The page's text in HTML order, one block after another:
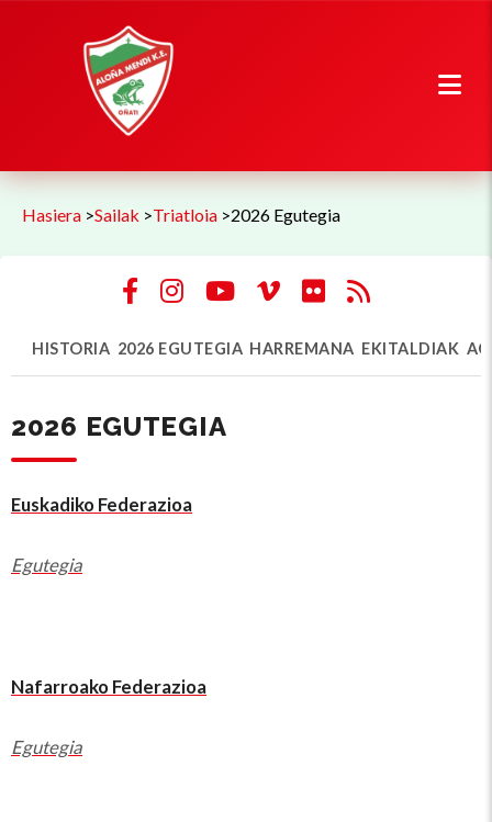
Hasiera >Sailak >Triatloia >2026 Egutegia
HISTORIA 2026 EGUTEGIA HARREMANA EKITALDIAK
2026 EGUTEGIA
Euskadiko Federazioa
Egutegia
Nafarroako Federazioa
Egutegia